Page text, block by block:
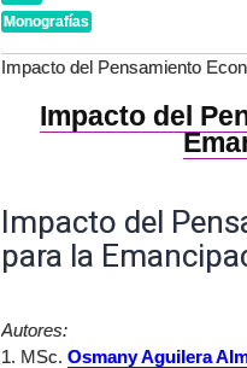
Monografías
Impacto del Pensamiento
Impacto del
Impacto del
para la
Autores:
1. MSc. Osmany Aguilera